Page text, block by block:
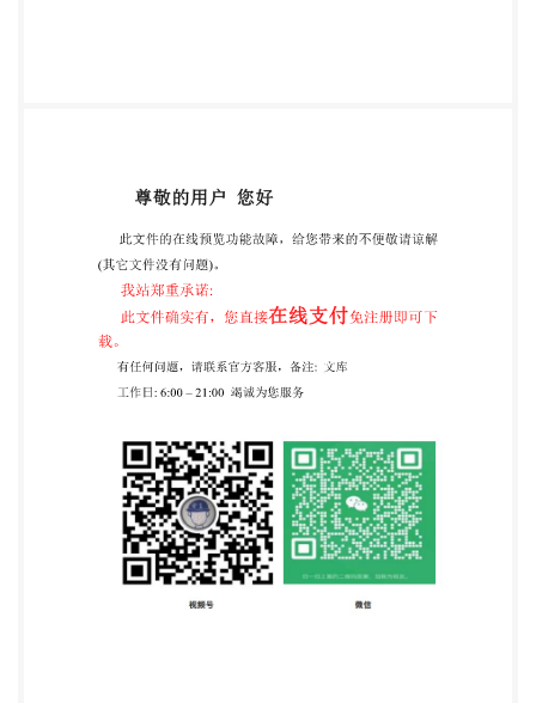
中，加人20mL盐酸（4.1)），0.5mL硝酸 （4.4），加
释到刻度，摇匀。 4.11定量滤纸，中速。 国家技术监
督局1989-10-21批准 1980-08-01实施 1